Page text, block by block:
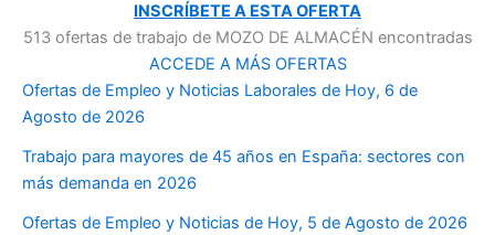
INSCRÍBETE A ESTA OFERTA
513 ofertas de trabajo de MOZO DE ALMACÉN encontradas
ACCEDE A MÁS OFERTAS
Ofertas de Empleo y Noticias Laborales de Hoy, 6 de
Agosto de 2026
Trabajo para mayores de 45 años en España: sectores con
más demanda en 2026
Ofertas de Empleo y Noticias de Hoy, 5 de Agosto de 2026